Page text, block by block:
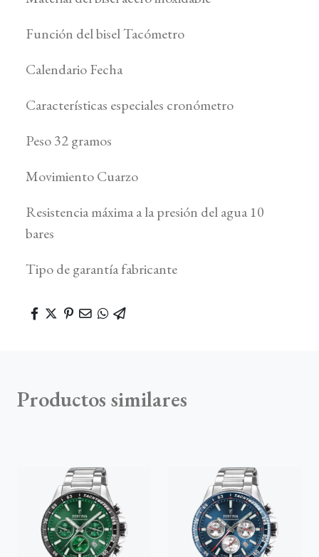
Función del bisel Tacómetro
Calendario Fecha
Características especiales cronómetro
Peso 32 gramos
Movimiento Cuarzo
Resistencia máxima a la presión del agua 10
bares
Tipo de garantía fabricante
Productos similares